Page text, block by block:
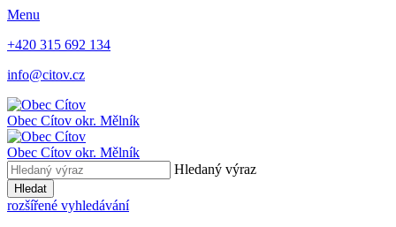
Menu
+420 315 692 134
info@citov.cz
Obec Cítov okr. Mělník
Obec Cítov okr. Mělník
Hledaný výraz
Hledat
rozšířené vyhledávání